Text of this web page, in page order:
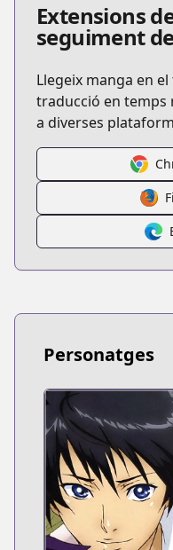
Extensions
seguiment
Llegeix manga en
traducció en temps
a diverses
Personatges